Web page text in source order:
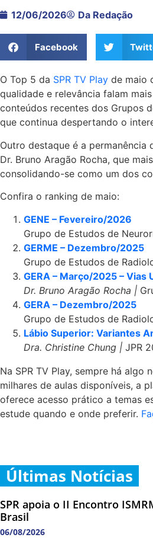
12/06/2026 Da Redação
Facebook
O Top 5 da SPR TV Play de maio
qualidade e relevância falam
conteúdos recentes dos Grupos
que continua despertando o
Outro destaque é a permanência
Dr. Bruno Aragão Rocha, que
consolidando-se como um dos
Confira o ranking de maio:
GENE – Fevereiro/2026
Grupo de Estudos de
GERME – Dezembro/2025
Grupo de Estudos de
GERA – Março/2025 – Vias
Dr. Bruno Aragão Rocha |
GERA – Dezembro/2025
Grupo de Estudos de
Lábio Superior: Variantes
Dra. Christine Chung | JPR
Na SPR TV Play, sempre há
milhares de aulas disponíveis, a
oferece acesso prático a temas
estude quando e onde preferir.
Últimas Notícias
SPR apoia o II Encontro
Brasil
06/08/2026